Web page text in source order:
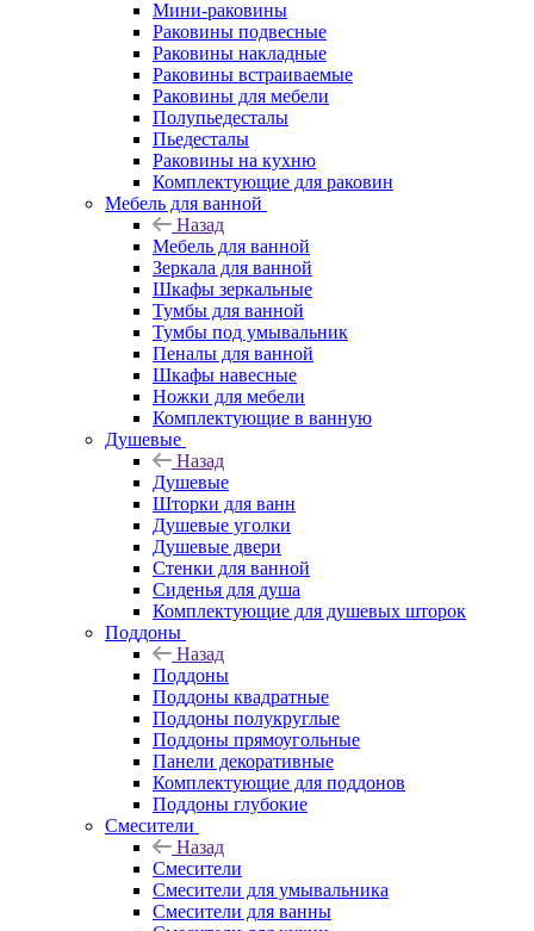
Мини-раковины
Раковины подвесные
Раковины накладные
Раковины встраиваемые
Раковины для мебели
Полупьедесталы
Пьедесталы
Раковины на кухню
Комплектующие для раковин
Мебель для ванной
Назад
Мебель для ванной
Зеркала для ванной
Шкафы зеркальные
Тумбы для ванной
Тумбы под умывальник
Пеналы для ванной
Шкафы навесные
Ножки для мебели
Комплектующие в ванную
Душевые
Назад
Душевые
Шторки для ванн
Душевые уголки
Душевые двери
Стенки для ванной
Сиденья для душа
Комплектующие для душевых шторок
Поддоны
Назад
Поддоны
Поддоны квадратные
Поддоны полукруглые
Поддоны прямоугольные
Панели декоративные
Комплектующие для поддонов
Поддоны глубокие
Смесители
Назад
Смесители
Смесители для умывальника
Смесители для ванны